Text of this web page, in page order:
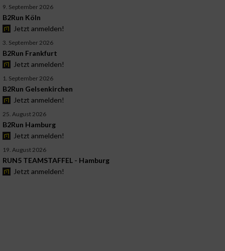
9. September 2026
B2Run Köln
Jetzt anmelden!
3. September 2026
B2Run Frankfurt
Jetzt anmelden!
1. September 2026
B2Run Gelsenkirchen
Jetzt anmelden!
25. August 2026
B2Run Hamburg
Jetzt anmelden!
19. August 2026
RUN5 TEAMSTAFFEL - Hamburg
Jetzt anmelden!